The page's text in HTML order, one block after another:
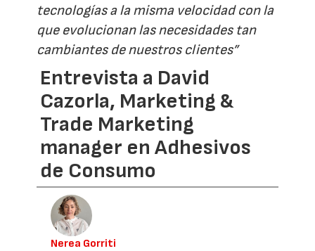
tecnologías a la misma velocidad con la
que evolucionan las necesidades tan
cambiantes de nuestros clientes”
Entrevista a David
Cazorla, Marketing &
Trade Marketing
manager en Adhesivos
de Consumo
Nerea Gorriti